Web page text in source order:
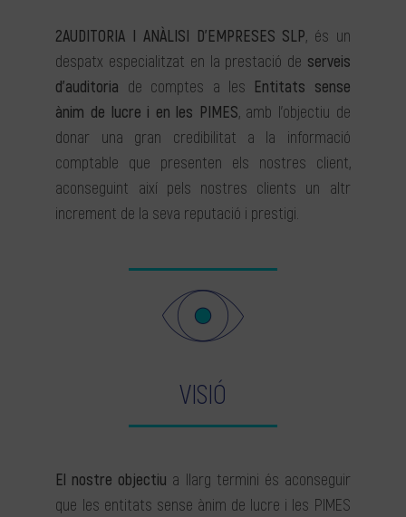
2AUDITORIA I ANÀLISI D’EMPRESES SLP, és un
despatx especialitzat en la prestació de serveis
d’auditoria de comptes a les Entitats sense
ànim de lucre i en les PIMES, amb l’objectiu de
donar una gran credibilitat a la informació
comptable que presenten els nostres client,
aconseguint així pels nostres clients un altr
increment de la seva reputació i prestigi.
VISIÓ
El nostre objectiu a llarg termini és aconseguir
que les entitats sense ànim de lucre i les PIMES